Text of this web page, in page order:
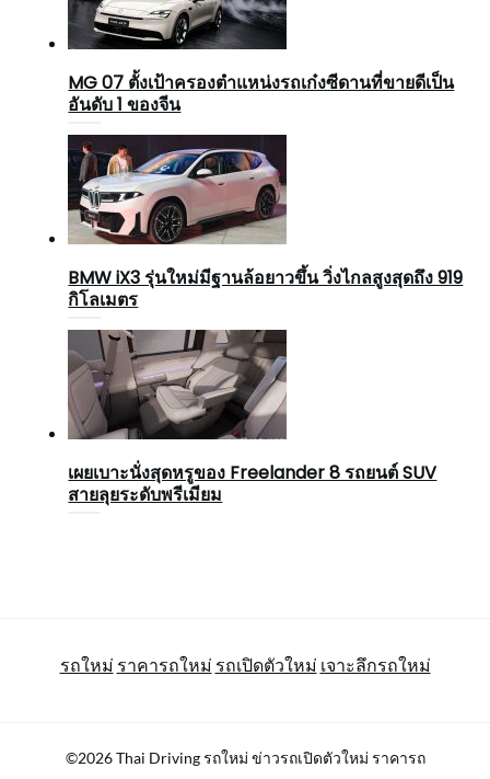
MG 07 ตั้งเป้าครองตำแหน่งรถเก๋งซีดานที่ขายดีเป็น
อันดับ 1 ของจีน
BMW iX3 รุ่นใหม่มีฐานล้อยาวขึ้น วิ่งไกลสูงสุดถึง 919
กิโลเมตร
เผยเบาะนั่งสุดหรูของ Freelander 8 รถยนต์ SUV
สายลุยระดับพรีเมียม
รถใหม่ ราคารถใหม่ รถเปิดตัวใหม่ เจาะลึกรถใหม่
©2026 Thai Driving รถใหม่ ข่าวรถเปิดตัวใหม่ ราคารถ